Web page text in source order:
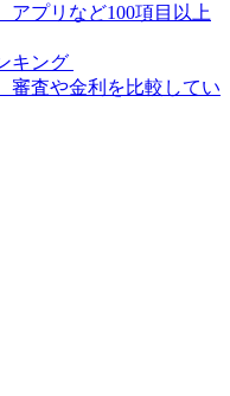
アプリなど100項目以上
キング
審査や金利を比較してい